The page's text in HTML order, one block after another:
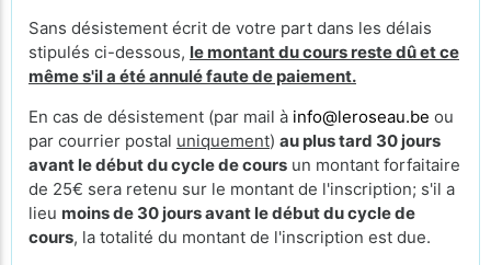
Sans désistement écrit de votre part dans les délais
stipulés ci-dessous, le montant du cours reste dû et ce
même s'il a été annulé faute de paiement.
En cas de désistement (par mail à info@leroseau.be ou
par courrier postal uniquement) au plus tard 30 jours
avant le début du cycle de cours un montant forfaitaire
de 25€ sera retenu sur le montant de l'inscription; s'il a
lieu moins de 30 jours avant le début du cycle de
cours, la totalité du montant de l'inscription est due.